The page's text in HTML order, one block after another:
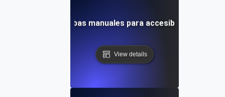
Pruebas manuales para accesibilidad
View details